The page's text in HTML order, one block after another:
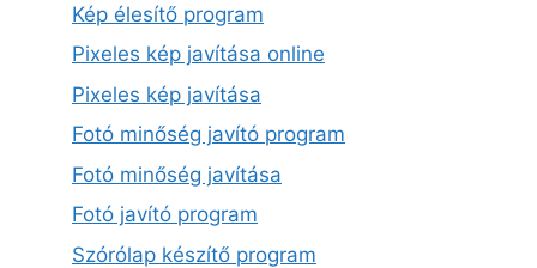
Kép élesítő program
Pixeles kép javítása online
Pixeles kép javítása
Fotó minőség javító program
Fotó minőség javítása
Fotó javító program
Szórólap készítő program